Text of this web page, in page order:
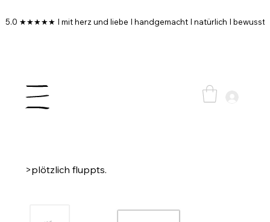
5.0 ★★★★★ I mit herz und liebe I handgemacht I natürlich I bewusst
>plötzlich fluppts.